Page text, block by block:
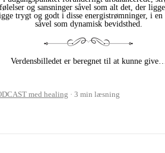
og sansninger såvel som alt det, der
trygt og godt i disse energistrømninger, i
såvel som dynamisk bevidsthed.
Verdensbilledet er beregnet til at kunne give…
med healing 3 min læsning